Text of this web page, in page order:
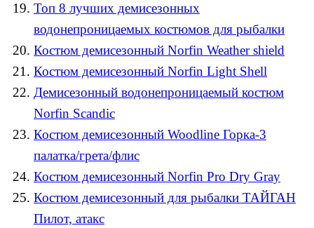
Топ 8 лучших демисезонных
водонепроницаемых костюмов для рыбалки
Костюм демисезонный Norfin Weather shield
Костюм демисезонный Norfin Light Shell
Демисезонный водонепроницаемый костюм
Norfin Scandic
Костюм демисезонный Woodline Горка-3
палатка/грета/флис
Костюм демисезонный Norfin Pro Dry Gray
Костюм демисезонный для рыбалки ТАЙГАН
Пилот, атакс